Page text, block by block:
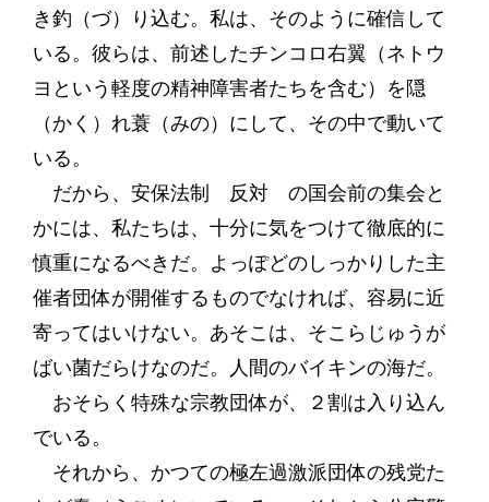
き釣（づ）り込む。私は、そのように確信して
いる。彼らは、前述したチンコロ右翼（ネトウ
ヨという軽度の精神障害者たちを含む）を隠
（かく）れ蓑（みの）にして、その中で動いて
いる。
だから、安保法制 反対 の国会前の集会と
かには、私たちは、十分に気をつけて徹底的に
慎重になるべきだ。よっぽどのしっかりした主
催者団体が開催するものでなければ、容易に近
寄ってはいけない。あそこは、そこらじゅうが
ばい菌だらけなのだ。人間のバイキンの海だ。
おそらく特殊な宗教団体が、２割は入り込ん
でいる。
それから、かつての極左過激派団体の残党た